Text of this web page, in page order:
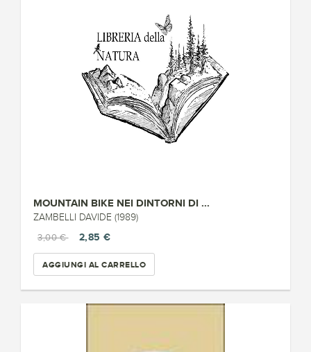
MOUNTAIN BIKE NEI DINTORNI DI ...
ZAMBELLI DAVIDE (1989)
3,00 €
2,85 €
AGGIUNGI AL CARRELLO